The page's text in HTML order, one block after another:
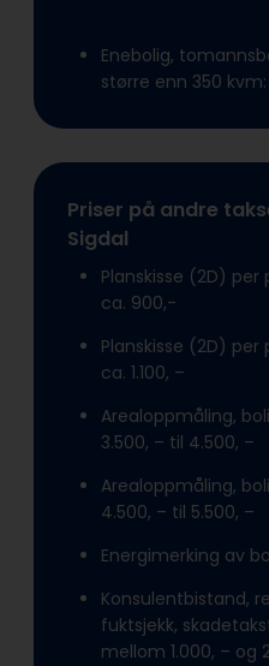
Enebolig,
større enn 350
Priser på andre
Sigdal
Planskisse (2D) per
ca. 900,-
Planskisse (2D) per
ca. 1.100, –
Arealoppmåling,
3.500, – til 4.500, –
Arealoppmåling,
4.500, – til 5.500, –
Energimerking av
Konsulentbistand,
fuktsjekk,
mellom 1.000, – og